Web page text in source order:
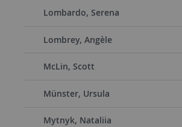
Lombardo, Serena
Lombrey, Angèle
McLin, Scott
Münster, Ursula
Mytnyk, Nataliia